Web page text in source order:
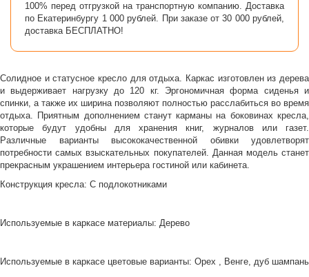
100% перед отгрузкой на транспортную компанию. Доставка
по Екатеринбургу 1 000 рублей. При заказе от 30 000 рублей,
доставка БЕСПЛАТНО!
Солидное и статусное кресло для отдыха. Каркас изготовлен из дерева
и выдерживает нагрузку до 120 кг. Эргономичная форма сиденья и
спинки, а также их ширина позволяют полностью расслабиться во время
отдыха. Приятным дополнением станут карманы на боковинах кресла,
которые будут удобны для хранения книг, журналов или газет.
Различные варианты высококачественной обивки удовлетворят
потребности самых взыскательных покупателей. Данная модель станет
прекрасным украшением интерьера гостиной или кабинета.
Конструкция кресла: С подлокотниками
Используемые в каркасе материалы: Дерево
Используемые в каркасе цветовые варианты: Орех , Венге, дуб шампань